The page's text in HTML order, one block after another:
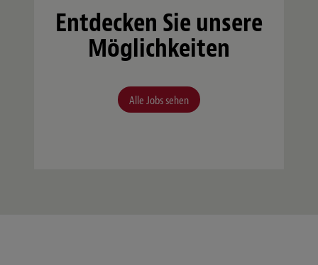
Entdecken Sie unsere
Möglichkeiten
Alle Jobs sehen